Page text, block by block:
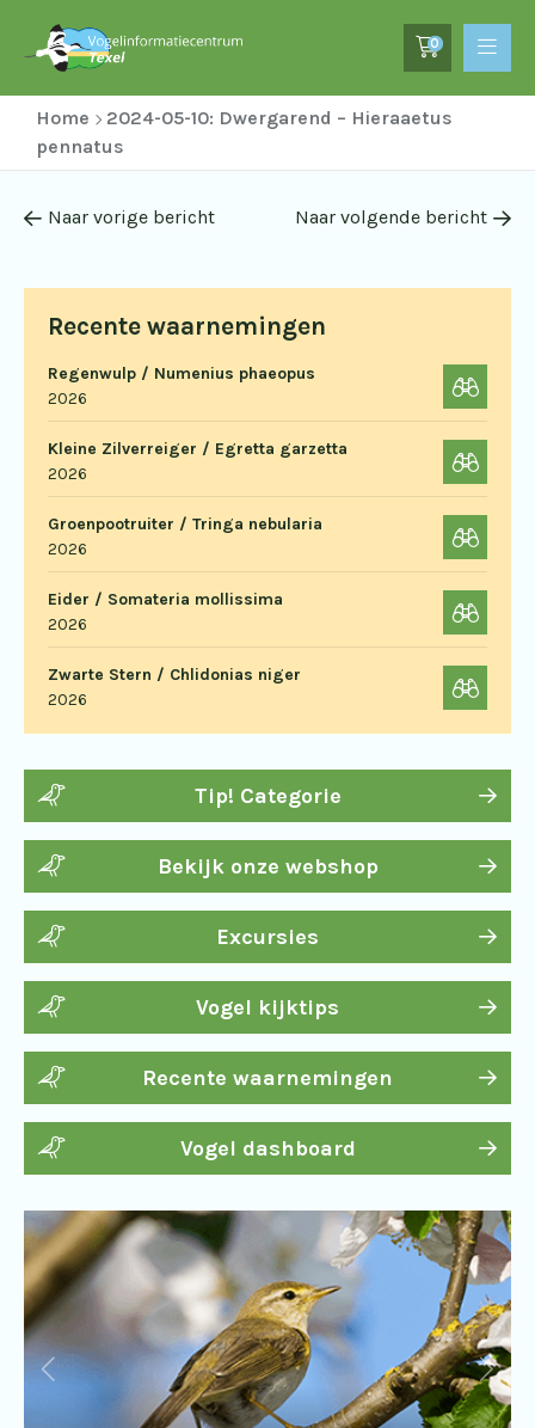
0
Home
2024-05-10: Dwergarend – Hieraaetus
pennatus
Recente waarnemingen
Regenwulp / Numenius phaeopus
2026
Kleine Zilverreiger / Egretta garzetta
2026
Groenpootruiter / Tringa nebularia
2026
Eider / Somateria mollissima
2026
Zwarte Stern / Chlidonias niger
2026
Tip! Categorie
Bekijk onze webshop
Excursies
Vogel kijktips
Recente waarnemingen
Vogel dashboard
Naar vorige bericht Naar volgende bericht